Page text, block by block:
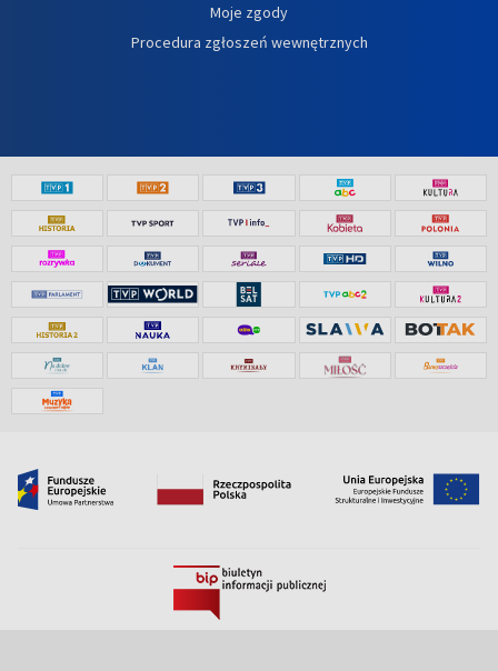
Moje zgody
Procedura zgłoszeń wewnętrznych